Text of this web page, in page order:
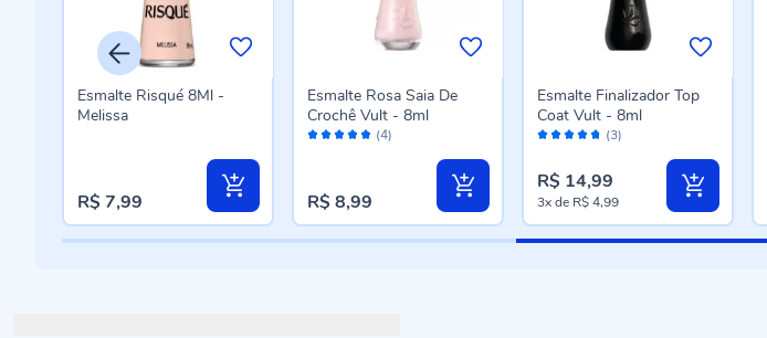
Esmalte Risqué 8Ml -
Melissa
R$ 7,99
Avaliação: (4)
Esmalte Rosa Saia De
Crochê Vult - 8ml
R$ 8,99
Avaliação: (3)
Esmalte Finalizador Top
Coat Vult - 8ml
R$ 14,99
3xde R$ 4,99